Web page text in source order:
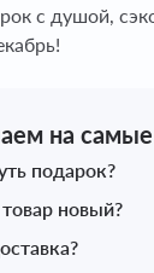
с душой,
на
подарок?
новый?